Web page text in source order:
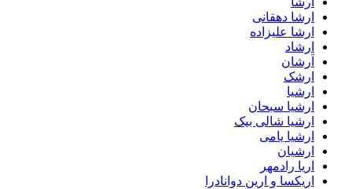
ارشا دهقانی
ارشا علیزاده
ارشاد
اَرشان
ارشک
ارشیا
ارشیا سبحان
ارشیا شالی بیک
ارشیا یامی
ارشیان
اریا رادمهر
اریکسا و ارین دوانادرا